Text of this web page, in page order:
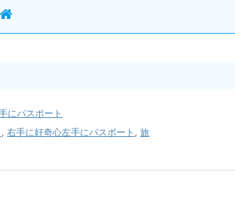
にパスポート
, 右手に好奇心左手にパスポート , 旅